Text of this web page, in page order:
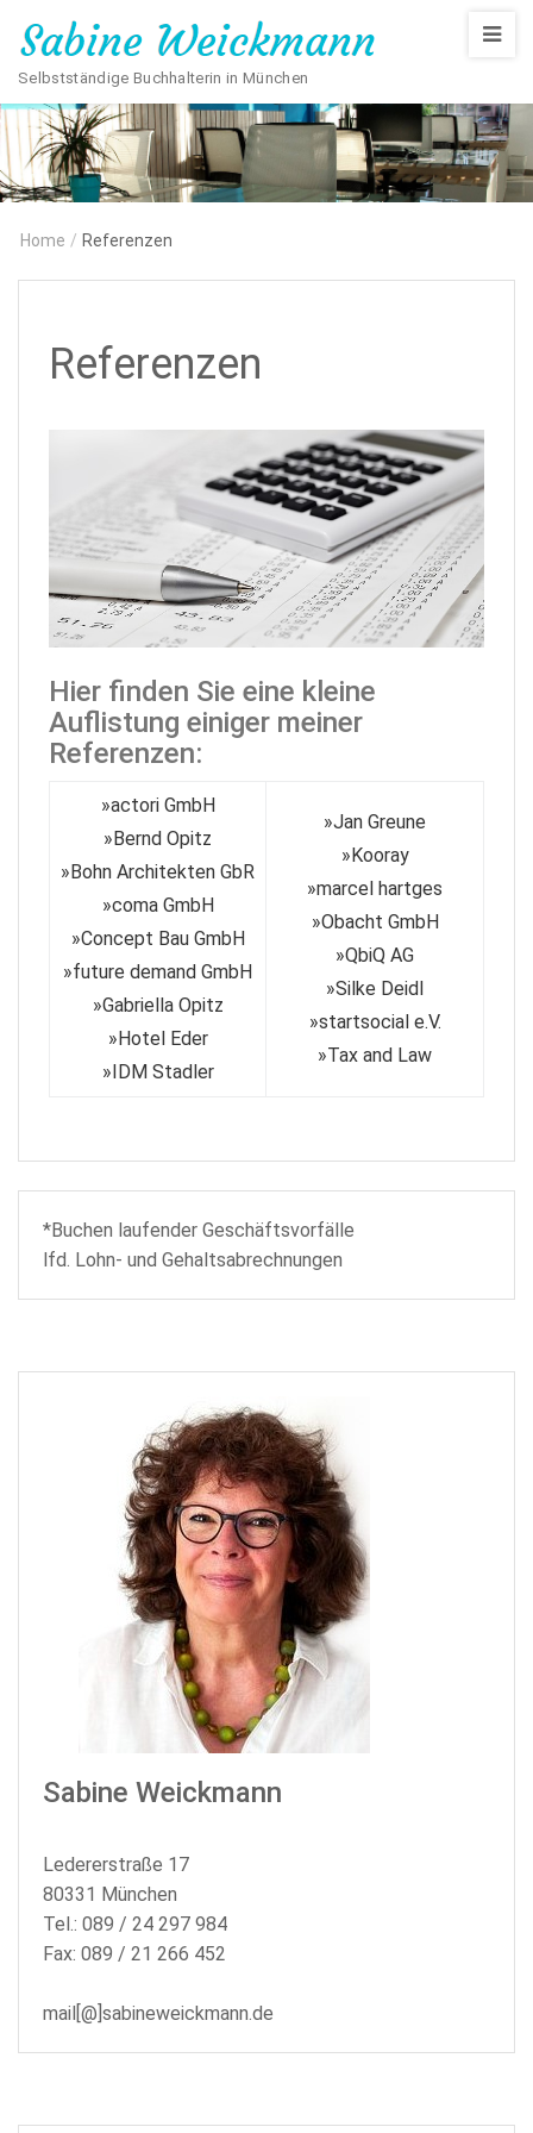
Selbstständige Buchhalterin in München
Home / Referenzen
Referenzen
Hier finden Sie eine kleine
Auflistung einiger meiner
Referenzen:
»actori GmbH
»Bernd Opitz
»Bohn Architekten GbR
»coma GmbH
»Concept Bau GmbH
»future demand GmbH
»Gabriella Opitz
»Hotel Eder
»IDM Stadler
»Jan Greune
»Kooray
»marcel hartges
»Obacht GmbH
»QbiQ AG
»Silke Deidl
»startsocial e.V.
»Tax and Law
*Buchen laufender Geschäftsvorfälle
lfd. Lohn- und Gehaltsabrechnungen
Sabine Weickmann
Ledererstraße 17
80331 München
Tel.: 089 / 24 297 984
Fax: 089 / 21 266 452
mail[@]sabineweickmann.de